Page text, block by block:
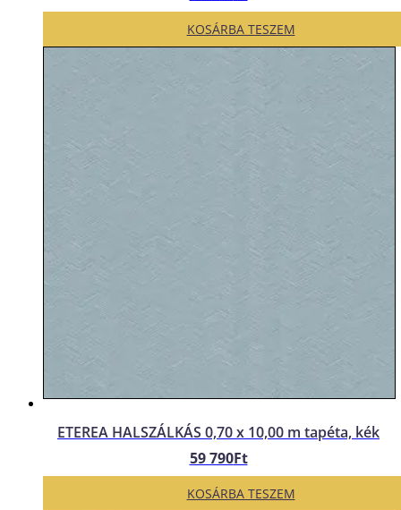
KOSÁRBA TESZEM
ETEREA HALSZÁLKÁS 0,70 x 10,00 m tapéta, kék
59 790Ft
KOSÁRBA TESZEM